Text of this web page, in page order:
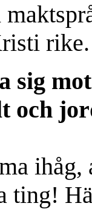
rike.
sig
och
ihåg,
ting!